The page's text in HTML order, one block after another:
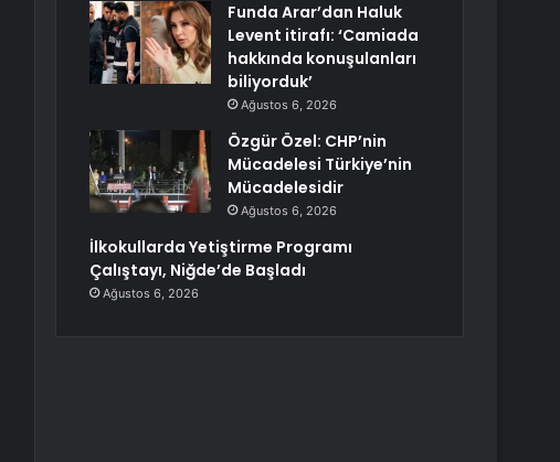
Funda Arar’dan Haluk
Levent itirafı: ‘Camiada
hakkında konuşulanları
biliyorduk’
Ağustos 6, 2026
Özgür Özel: CHP’nin
Mücadelesi Türkiye’nin
Mücadelesidir
Ağustos 6, 2026
İlkokullarda Yetiştirme Programı
Çalıştayı, Niğde’de Başladı
Ağustos 6, 2026